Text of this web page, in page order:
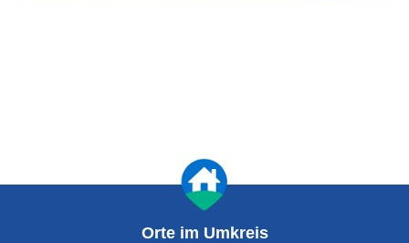
Orte im Umkreis